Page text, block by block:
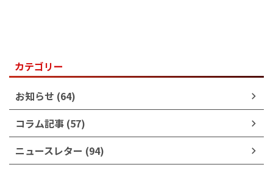
カテゴリー
お知らせ (64)
コラム記事 (57)
ニュースレター (94)